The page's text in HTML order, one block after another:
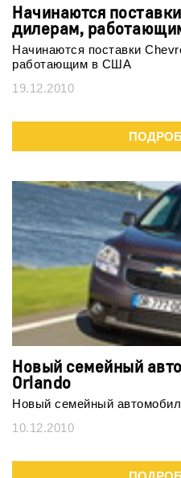
Начинаются
дилерам,
Начинаются поставки
работающим в США
19.12.2010
Новый семейный
Orlando
Новый семейный
10.12.2010